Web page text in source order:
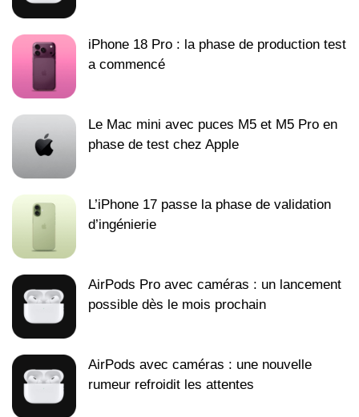
iPhone 18 Pro : la phase de production test
a commencé
Le Mac mini avec puces M5 et M5 Pro en
phase de test chez Apple
L’iPhone 17 passe la phase de validation
d’ingénierie
AirPods Pro avec caméras : un lancement
possible dès le mois prochain
AirPods avec caméras : une nouvelle
rumeur refroidit les attentes